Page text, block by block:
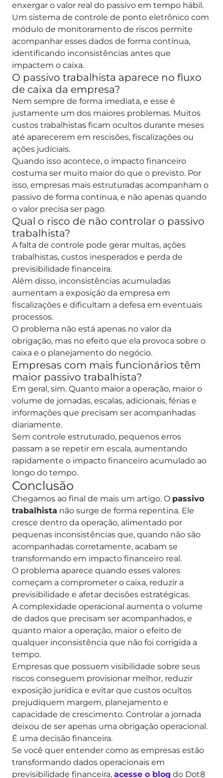
enxergar o valor real do passivo em tempo hábil.
Um sistema de controle de ponto eletrônico com
módulo de monitoramento de riscos permite
acompanhar esses dados de forma contínua,
identificando inconsistências antes que
impactem o caixa.
O passivo trabalhista aparece no fluxo
de caixa da empresa?
Nem sempre de forma imediata, e esse é
justamente um dos maiores problemas. Muitos
custos trabalhistas ficam ocultos durante meses
até aparecerem em rescisões, fiscalizações ou
ações judiciais.
Quando isso acontece, o impacto financeiro
costuma ser muito maior do que o previsto. Por
isso, empresas mais estruturadas acompanham o
passivo de forma contínua, e não apenas quando
o valor precisa ser pago.
Qual o risco de não controlar o passivo
trabalhista?
A falta de controle pode gerar multas, ações
trabalhistas, custos inesperados e perda de
previsibilidade financeira.
Além disso, inconsistências acumuladas
aumentam a exposição da empresa em
fiscalizações e dificultam a defesa em eventuais
processos.
O problema não está apenas no valor da
obrigação, mas no efeito que ela provoca sobre o
caixa e o planejamento do negócio.
Empresas com mais funcionários têm
maior passivo trabalhista?
Em geral, sim. Quanto maior a operação, maior o
volume de jornadas, escalas, adicionais, férias e
informações que precisam ser acompanhadas
diariamente.
Sem controle estruturado, pequenos erros
passam a se repetir em escala, aumentando
rapidamente o impacto financeiro acumulado ao
longo do tempo.
Conclusão
Chegamos ao final de mais um artigo. O passivo
trabalhista não surge de forma repentina. Ele
cresce dentro da operação, alimentado por
pequenas inconsistências que, quando não são
acompanhadas corretamente, acabam se
transformando em impacto financeiro real.
O problema aparece quando esses valores
começam a comprometer o caixa, reduzir a
previsibilidade e afetar decisões estratégicas.
A complexidade operacional aumenta o volume
de dados que precisam ser acompanhados, e
quanto maior a operação, maior o efeito de
qualquer inconsistência que não foi corrigida a
tempo.
Empresas que possuem visibilidade sobre seus
riscos conseguem provisionar melhor, reduzir
exposição jurídica e evitar que custos ocultos
prejudiquem margem, planejamento e
capacidade de crescimento. Controlar a jornada
deixou de ser apenas uma obrigação operacional.
É uma decisão financeira.
Se você quer entender como as empresas estão
transformando dados operacionais em
previsibilidade financeira, acesse o blog do Dot8